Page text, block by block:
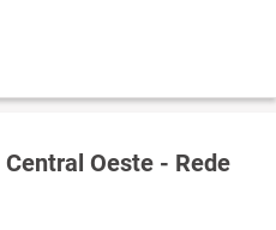
Oeste - Rede